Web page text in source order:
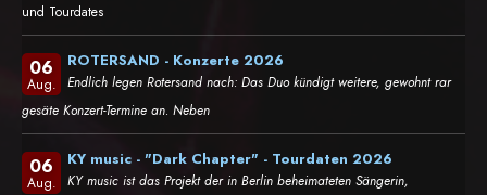
und Tourdates
06
Aug.
ROTERSAND - Konzerte 2026
Endlich legen Rotersand nach: Das Duo kündigt weitere, gewohnt rar
gesäte Konzert-Termine an. Neben
06
Aug.
KY music - "Dark Chapter" - Tourdaten 2026
KY music ist das Projekt der in Berlin beheimateten Sängerin,